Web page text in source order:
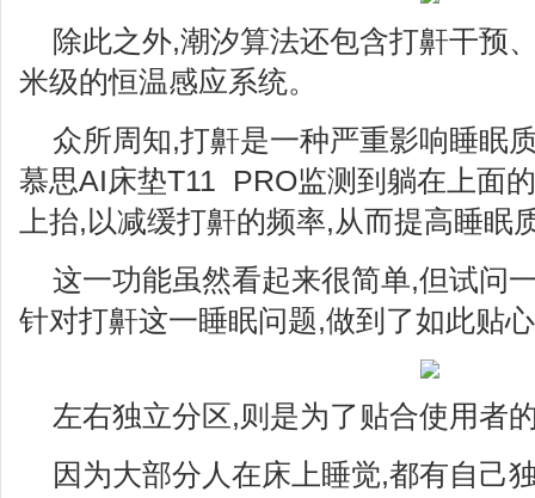
除此之外,潮汐算法还包含打鼾干预
米级的恒温感应系统。
众所周知,打鼾是一种严重影响睡眠
慕思AI床垫T11 PRO监测到躺在上面
上抬,以减缓打鼾的频率,从而提高睡眠
这一功能虽然看起来很简单,但试问
针对打鼾这一睡眠问题,做到了如此贴
左右独立分区,则是为了贴合使用者
因为大部分人在床上睡觉,都有自己